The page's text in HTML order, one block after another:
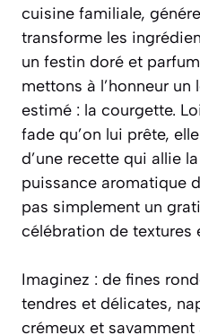
cuisine familiale,
transforme les
un festin doré et
mettons à l’honneur
estimé : la courgette.
fade qu’on lui prête,
d’une recette qui allie
puissance aromatique
pas simplement un
célébration de textures
Imaginez : de fines
tendres et délicates,
crémeux et